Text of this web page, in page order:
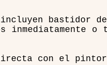
bastidor
inmediatamente
con el pintor